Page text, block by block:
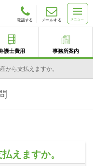
電話する メールする メニュー
護士費用 事務所案内
から支払えますか。
えますか。